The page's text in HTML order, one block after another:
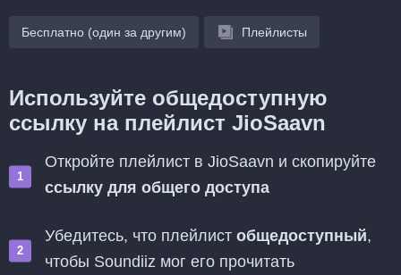
Бесплатно (один за другим) Плейлисты
Используйте общедоступную
ссылку на плейлист JioSaavn
Откройте плейлист в JioSaavn и скопируйте
ссылку для общего доступа
Убедитесь, что плейлист общедоступный,
чтобы Soundiiz мог его прочитать